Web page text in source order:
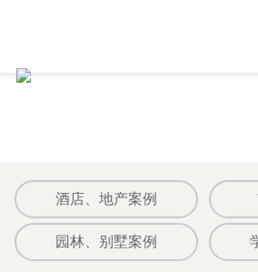
酒店、地产案例
园林、别墅案例